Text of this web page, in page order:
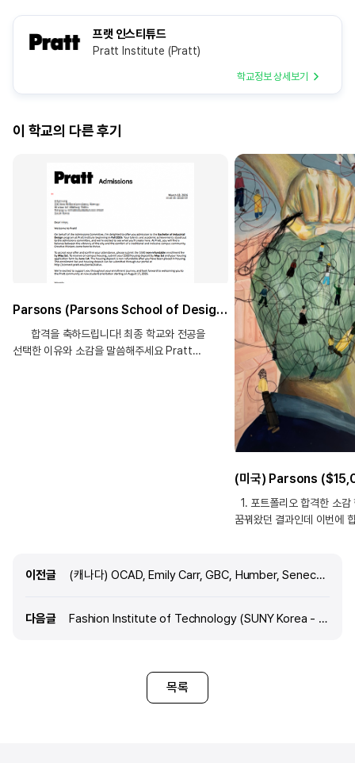
프랫 인스티튜드
Pratt Institute (Pratt)
학교정보 상세보기
이 학교의 다른 후기
Parsons (Parsons School of Design)_Prodcut Design BFA, Pratt Institute_Industrial Design BID) _장**합격!!
합격을 축하드립니다! 최종 학교와 전공을
선택한 이유와 소감을 말씀해주세요 Pratt
뉴욕이라는 위치때문에 이 학교를
선택하게되었습니
1. 포트폴리오 합격한 소
꿈꿔왔던 결과인데 이번에
2. 포트폴리오는 언제부터,
학원을 빠지지 않으려고 했
이전글 이전글
(캐나다) OCAD, Emily Carr, GBC, Humber, Seneca Y J Jang _ Graphic Design BFA edm포트폴리오 2년
다음글 다음글
Fashion Institute of Technology (SUNY Korea - FIT)_강O서 ($6,000 장학금 합격!!) (AAS Fashion Design)
목록